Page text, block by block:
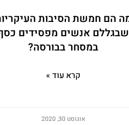
הם חמשת הסיבות
שבגללם אנשים מפסידים
במסחר בבורסה?
קרא עוד »
אוגוסט 30, 2020